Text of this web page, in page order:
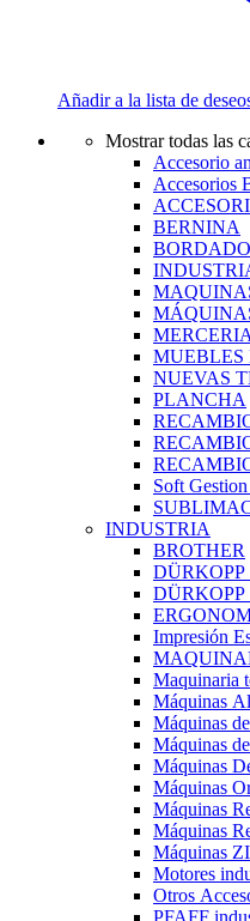
Añadir a la lista de
Mostrar todas las
Accesorio
Accesorios
BERNINA
BORDADO
MUEBLES
NUEVAS
PLANCHA
Soft
INDUSTRIA
BROTHER
DÜRKOPP
Impresión
Maquinaria
Máquinas
Máquinas
Máquinas
Máquinas
Máquinas
Máquinas
Máquinas
Máquinas
Motores
Otros
PFAFF